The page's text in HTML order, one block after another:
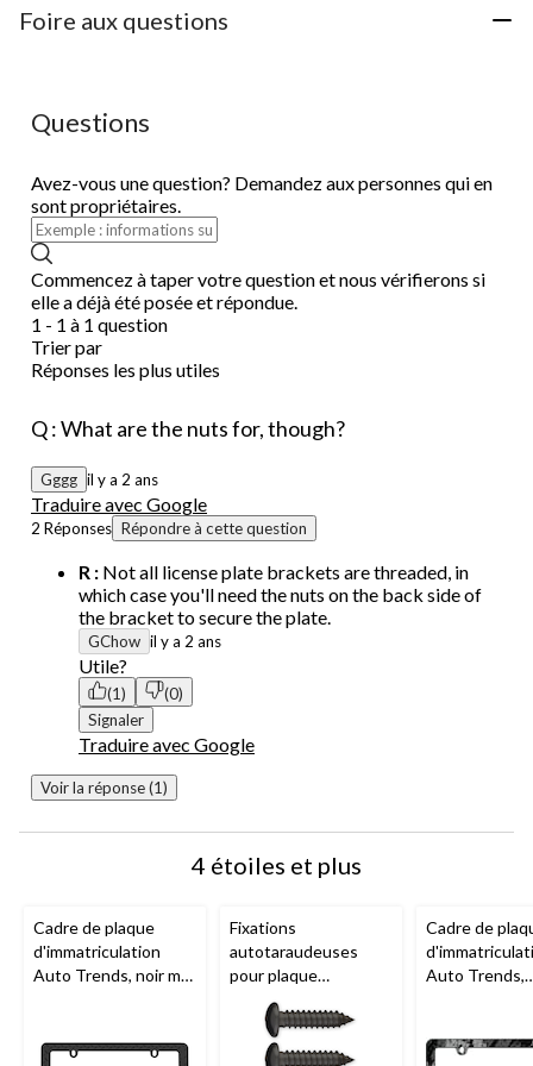
Foire aux questions
Questions
Avez-vous une question? Demandez aux personnes qui en
sont propriétaires.
Commencez à taper votre question et nous vérifierons si
elle a déjà été posée et répondue.
1 - 1 à 1 question
Trier par
Réponses les plus utiles
Q : What are the nuts for, though?
Gggg il y a 2 ans
Traduire avec Google
2 Réponses Répondre à cette question
R : Not all license plate brackets are threaded, in
which case you'll need the nuts on the back side of
the bracket to secure the plate.
GChow il y a 2 ans
Utile?
(1)
(0)
Signaler
Traduire avec Google
Voir la réponse (1)
4 étoiles et plus
Cadre de plaque
d'immatriculation
Auto Trends, noir mat
Fixations
autotaraudeuses
pour plaque
d'immatriculation
AutoTrends, noir
Cadre de
Auto Trends,